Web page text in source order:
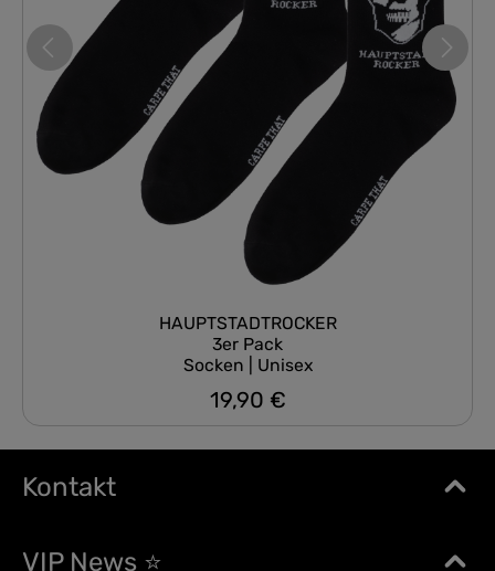
HAUPTSTADTROCKER
3er Pack
Socken | Unisex
Regulärer Preis:
19,90 €
Kontakt
VIP News ⭐